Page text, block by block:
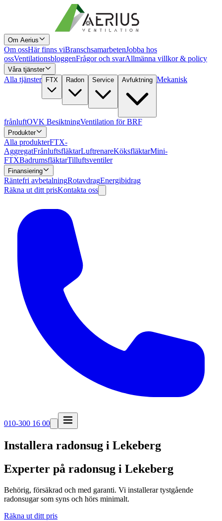
Om Aerius
Om ossHär finns viBranschsamarbetenJobba hos
ossVentilationsbloggenFrågor och svarAllmänna villkor & policy
Våra tjänster
Alla tjänster FTX Radon Service Avfuktning Mekanisk
frånluftOVK BesiktningVentilation för BRF
Produkter
Alla produkterFTX-
AggregatFrånluftsfläktarLuftrenareKöksfläktarMini-
FTXBadrumsfläktarTilluftsventiler
Finansiering
Räntefri avbetalningRotavdragEnergibidrag
Räkna ut ditt prisKontakta oss
010-300 16 00
Installera radonsug i Lekeberg
Experter på radonsug i Lekeberg
Behörig, försäkrad och med garanti. Vi installerar tystgående
radonsugar som syns och hörs minimalt.
Räkna ut ditt pris